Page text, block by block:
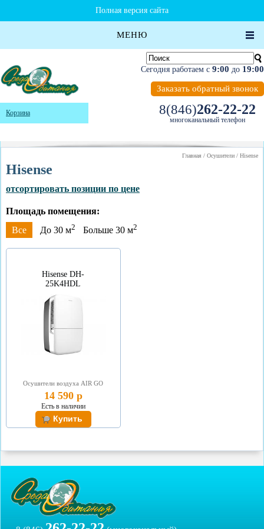
Полная версия сайта
МЕНЮ
Сегодня работаем с 9:00 до 19:00
Заказать обратный звонок
8(846)262-22-22
многоканальный телефон
Корзина
Главная / Осушители / Hisense
Hisense
отсортировать позиции по цене
Площадь помещения:
Все
До 30 м2 Больше 30 м2
Hisense DH-
25K4HDL
Осушители воздуха AIR GO
14 590 р
Есть в наличии